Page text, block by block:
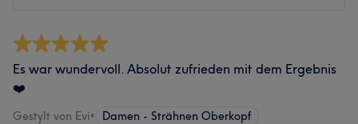
Es war wundervoll. Absolut zufrieden mit dem Ergebnis
❤️
Gestylt von Evi• Damen - Strähnen Oberkopf